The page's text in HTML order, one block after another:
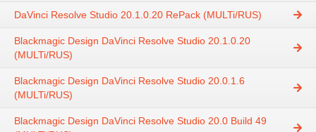
DaVinci Resolve Studio 20.1.0.20 RePack (MULTi/RUS)
Blackmagic Design DaVinci Resolve Studio 20.1.0.20
(MULTi/RUS)
Blackmagic Design DaVinci Resolve Studio 20.0.1.6
(MULTi/RUS)
Blackmagic Design DaVinci Resolve Studio 20.0 Build 49